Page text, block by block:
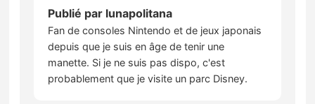
Publié par lunapolitana
Fan de consoles Nintendo et de jeux japonais
depuis que je suis en âge de tenir une
manette. Si je ne suis pas dispo, c'est
probablement que je visite un parc Disney.